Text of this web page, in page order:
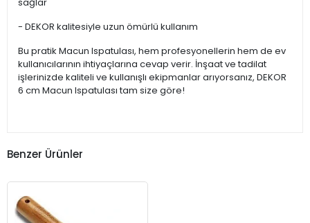
sağlar
- DEKOR kalitesiyle uzun ömürlü kullanım
Bu pratik Macun Ispatulası, hem profesyonellerin hem de ev
kullanıcılarının ihtiyaçlarına cevap verir. İnşaat ve tadilat
işlerinizde kaliteli ve kullanışlı ekipmanlar arıyorsanız, DEKOR
6 cm Macun Ispatulası tam size göre!
Benzer Ürünler